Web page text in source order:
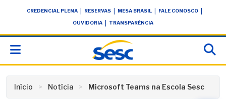
conteúdoCREDENCIAL PLENA RESERVAS MESA BRASIL FALE CONOSCO
OUVIDORIA TRANSPARÊNCIA
Início Notícia Microsoft Teams na Escola Sesc